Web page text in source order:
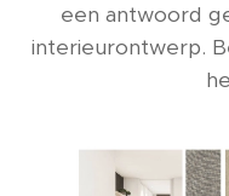
een antwoord
interieurontwerp.